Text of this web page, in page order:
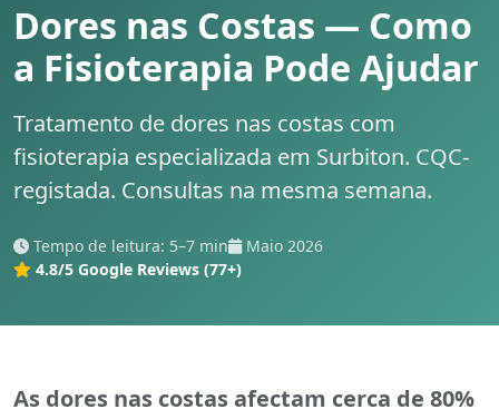
Dores nas Costas — Como
a Fisioterapia Pode Ajudar
Tratamento de dores nas costas com
fisioterapia especializada em Surbiton. CQC-
registada. Consultas na mesma semana.
Tempo de leitura: 5–7 min
Maio 2026
4.8/5 Google Reviews (77+)
As dores nas costas afectam cerca de 80%